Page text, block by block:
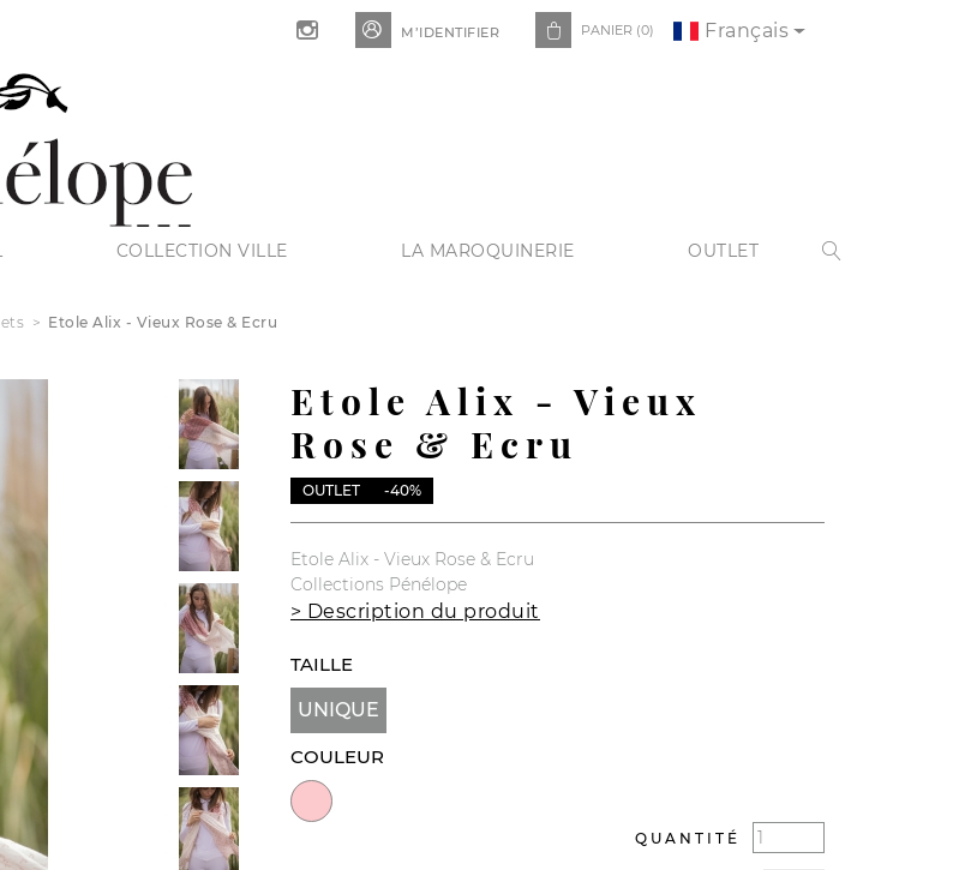
 M’IDENTIFIER  PANIER (0) Français
COLLECTION VILLE LA MAROQUINERIE OUTLET 
Etole Alix - Vieux Rose & Ecru
Etole Alix - Vieux
Rose & Ecru
OUTLET -40%
Etole Alix - Vieux Rose & Ecru
Collections Pénélope
> Description du produit
TAILLE
UNIQUE
COULEUR
QUANTITÉ